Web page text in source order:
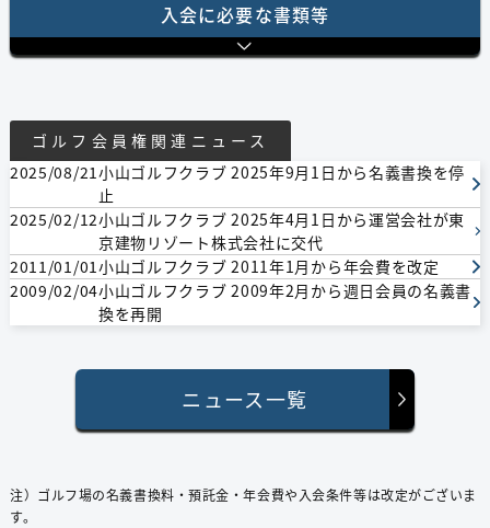
成約日：2007/05/18 成約金額：220万円（税込）
成約日：2007/05/16 成約金額：180万円（税込）
会員区分：個人 会員種別：
依頼日：2004/04/02 依頼金額：700万円（税込）
成約日：2004/05/12 成約金額：790万円（税込）
⼊会に必要な書類等
ゴルフ会員権関連ニュース
2025/08/21小山ゴルフクラブ 2025年9月1日から名義書換を停
止
2025/02/12小山ゴルフクラブ 2025年4月1日から運営会社が東
京建物リゾート株式会社に交代
2011/01/01小山ゴルフクラブ 2011年1月から年会費を改定
2009/02/04小山ゴルフクラブ 2009年2月から週日会員の名義書
換を再開
ニュース一覧
注）ゴルフ場の名義書換料・預託⾦・年会費や⼊会条件等は改定がございま
す。